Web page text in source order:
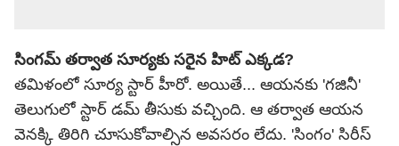
సింగమ్ తర్వాత సూర్యకు సరైన హిట్ ఎక్కడ?
తమిళంలో సూర్య స్టార్ హీరో. అయితే... ఆయనకు 'గజినీ'
తెలుగులో స్టార్ డమ్ తీసుకు వచ్చింది. ఆ తర్వాత ఆయన
వెనక్కి తిరిగి చూసుకోవాల్సిన అవసరం లేదు. 'సింగం' సిరీస్